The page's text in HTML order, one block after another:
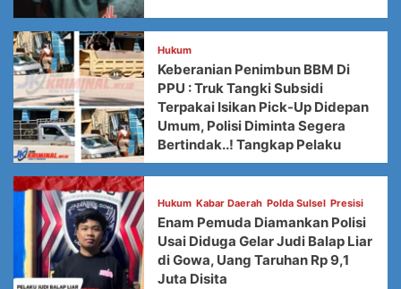
Hukum
Keberanian Penimbun BBM Di
PPU : Truk Tangki Subsidi
Terpakai Isikan Pick-Up Didepan
Umum, Polisi Diminta Segera
Bertindak..! Tangkap Pelaku
Hukum Kabar Daerah Polda Sulsel Presisi
Enam Pemuda Diamankan Polisi
Usai Diduga Gelar Judi Balap Liar
di Gowa, Uang Taruhan Rp 9,1
Juta Disita